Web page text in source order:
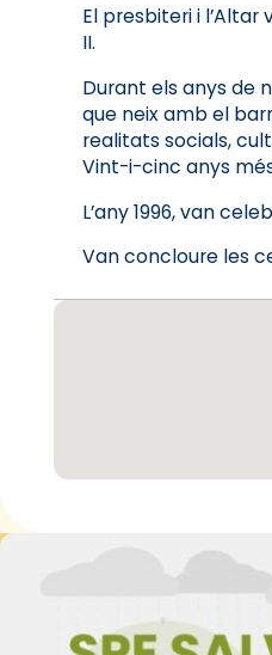
El presbiteri i
II.
Durant els anys de
que neix amb el
realitats socials,
Vint-i-cinc anys
L’any 1996, van
Van concloure les